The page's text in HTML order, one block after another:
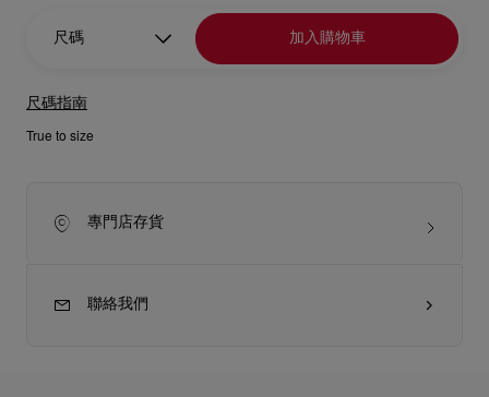
尺碼 加入購物車
尺碼指南
True to size
專門店存貨
聯絡我們